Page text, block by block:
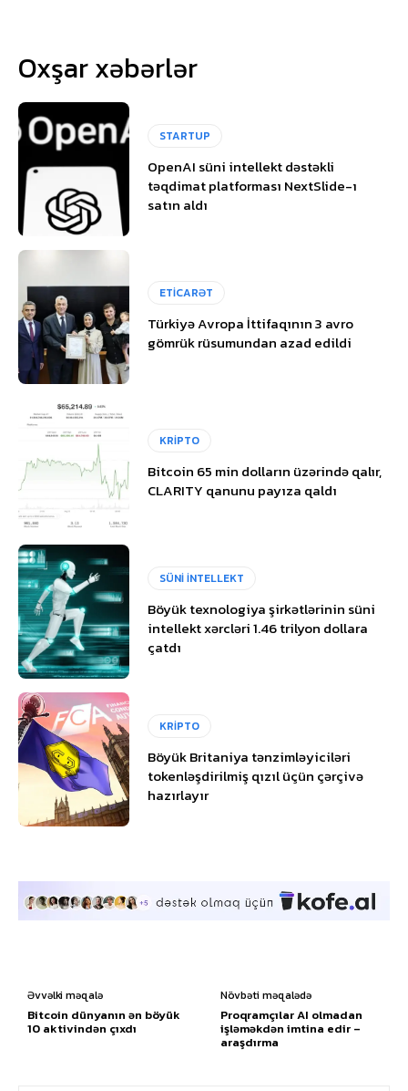
Oxşar xəbərlər
STARTUP
OpenAI süni intellekt dəstəkli
təqdimat platforması NextSlide-ı
satın aldı
ETİCARƏT
Türkiyə Avropa İttifaqının 3 avro
gömrük rüsumundan azad edildi
KRİPTO
Bitcoin 65 min dolların üzərində qalır,
CLARITY qanunu payıza qaldı
SÜNİ İNTELLEKT
Böyük texnologiya şirkətlərinin süni
intellekt xərcləri 1.46 trilyon dollara
çatdı
KRİPTO
Böyük Britaniya tənzimləyiciləri
tokenləşdirilmiş qızıl üçün çərçivə
hazırlayır
Əvvəlki məqalə
Bitcoin dünyanın ən böyük
10 aktivindən çıxdı
Növbəti məqalədə
Proqramçılar AI olmadan
işləməkdən imtina edir –
araşdırma